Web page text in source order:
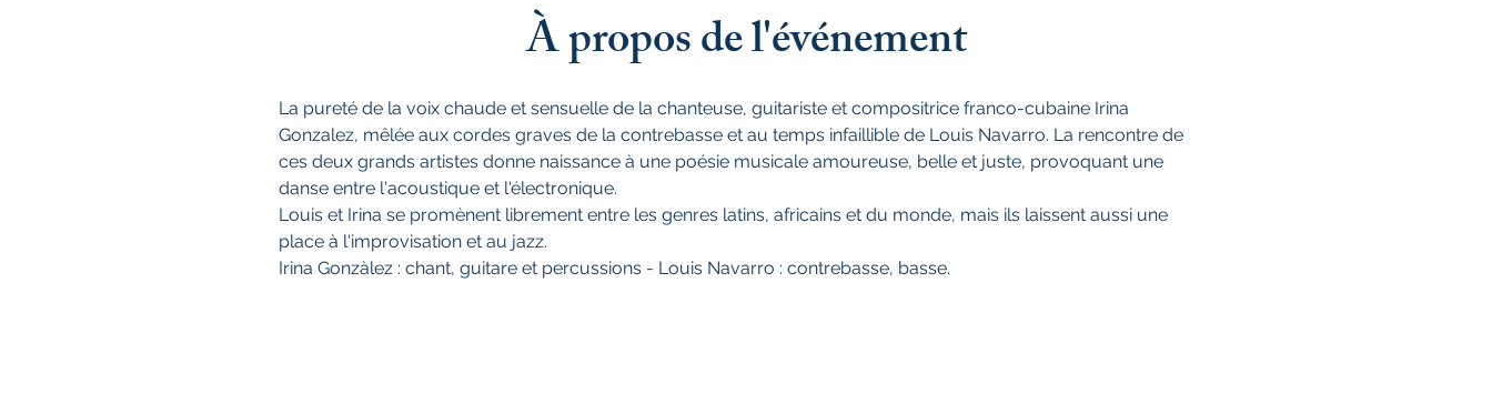
À propos de l'événement
La pureté de la voix chaude et sensuelle de la chanteuse, guitariste et compositrice franco-cubaine Irina
Gonzalez, mêlée aux cordes graves de la contrebasse et au temps infaillible de Louis Navarro. La rencontre de
ces deux grands artistes donne naissance à une poésie musicale amoureuse, belle et juste, provoquant une
danse entre l'acoustique et l'électronique.
Louis et Irina se promènent librement entre les genres latins, africains et du monde, mais ils laissent aussi une
place à l'improvisation et au jazz.
Irina Gonzàlez : chant, guitare et percussions - Louis Navarro : contrebasse, basse.